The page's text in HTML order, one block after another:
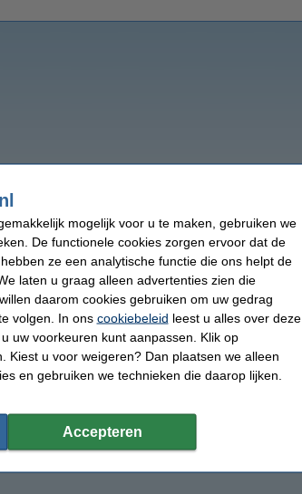
mogelijk voor u te maken, gebruiken we
De functionele cookies zorgen ervoor dat de
ze een analytische functie die ons helpt de
laten u graag alleen advertenties zien die
daarom cookies gebruiken om uw gedrag
volgen. In ons cookiebeleid leest u alles over deze
uw voorkeuren kunt aanpassen. Klik op
Kiest u voor weigeren? Dan plaatsen we alleen
en gebruiken we technieken die daarop lijken.
Accepteren